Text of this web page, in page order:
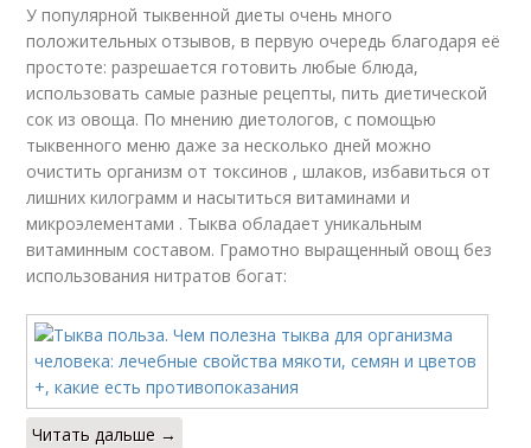
У популярной тыквенной диеты очень много
положительных отзывов, в первую очередь благодаря её
простоте: разрешается готовить любые блюда,
использовать самые разные рецепты, пить диетической
сок из овоща. По мнению диетологов, с помощью
тыквенного меню даже за несколько дней можно
очистить организм от токсинов , шлаков, избавиться от
лишних килограмм и насытиться витаминами и
микроэлементами . Тыква обладает уникальным
витаминным составом. Грамотно выращенный овощ без
использования нитратов богат:
Читать дальше →